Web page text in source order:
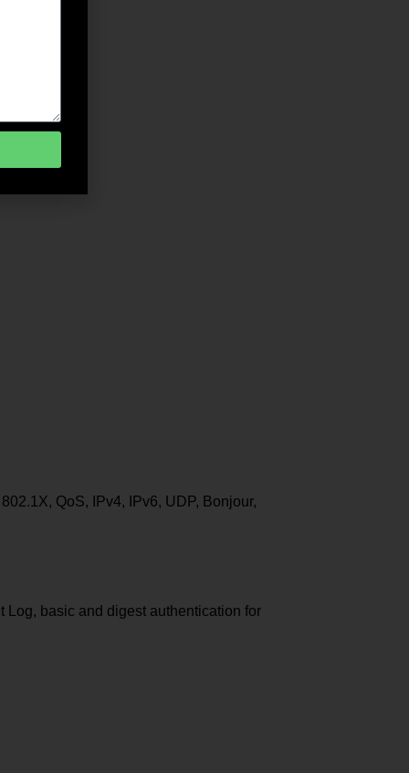
QoS, IPv4, IPv6, UDP, Bonjour,
Log, basic and digest authentication for